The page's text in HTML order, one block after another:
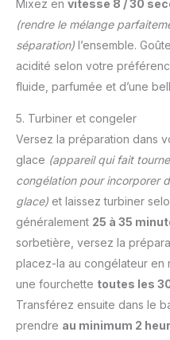
Mixez en vitesse 8 / 30
(rendre le mélange
séparation) l’ensemble.
acidité selon votre
fluide, parfumée et d’une
5. Turbiner et congeler
Versez la préparation dans
glace (appareil qui fait
congélation pour incorporer
glace) et laissez turbiner
généralement 25 à 35
sorbetière, versez la
placez-la au congélateur en
une fourchette toutes les
Transférez ensuite dans le
prendre au minimum 2